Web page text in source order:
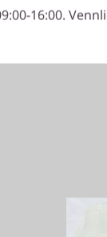
16:00.